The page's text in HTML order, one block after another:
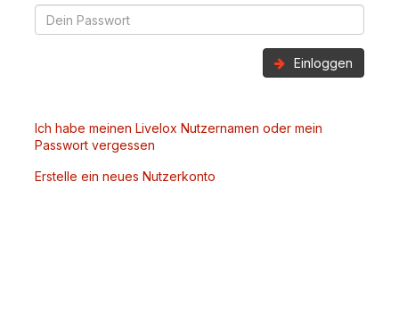
Einloggen
Ich habe meinen Livelox Nutzernamen oder mein
Passwort vergessen
Erstelle ein neues Nutzerkonto